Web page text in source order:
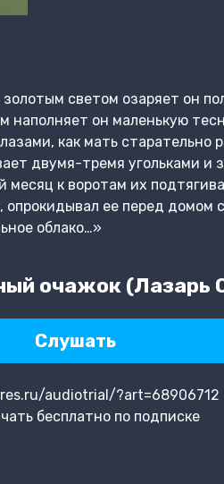
светом озаряет он
наполняет он маленькую
как мать старательно
двумя-тремя угольками и
к воротам их
ее перед домом
облако…»
очажок (Лазарь
Слушать
audiotrial/?art=68906712
бесплатно по подписке